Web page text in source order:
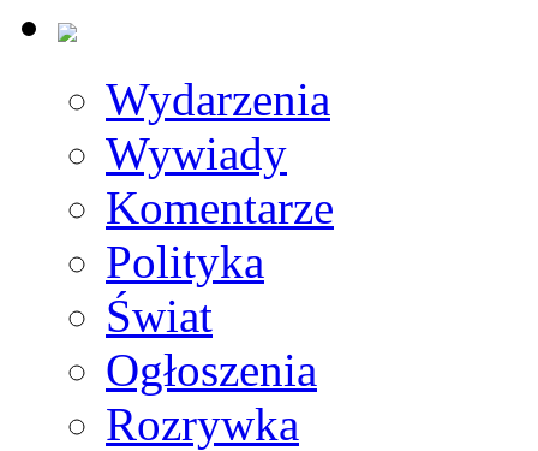
Wydarzenia
Wywiady
Komentarze
Polityka
Świat
Ogłoszenia
Rozrywka